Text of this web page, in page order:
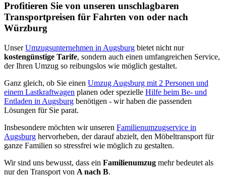
Profitieren Sie von unseren unschlagbaren
Transportpreisen für Fahrten von oder nach
Würzburg
UnserUmzugsunternehmen in Augsburg bietet nicht nur
kostengünstige Tarife, sondern auch einen umfangreichen Service,
der Ihren Umzug so reibungslos wie möglich gestaltet.
Ganz gleich, ob Sie einen Umzug Augsburg mit 2 Personen und
einem Lastkraftwagen planen oder spezielle Hilfe beim Be- und
Entladen in Augsburg benötigen - wir haben die passenden
Lösungen für Sie parat.
Insbesondere möchten wir unseren Familienumzugservice in
Augsburg hervorheben, der darauf abzielt, den Möbeltransport für
ganze Familien so stressfrei wie möglich zu gestalten.
Wir sind uns bewusst, dass ein Familienumzug mehr bedeutet als
nur den Transport von A nach B.